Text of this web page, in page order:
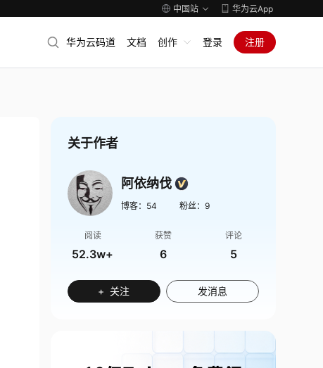
中国站 华为云App
华为云码道 文档 创作 登录 注册
关于作者
阿依纳伐
博客： 54 粉丝： 9
阅读
52.3w+
获赞
6
评论
5
+ 关注 发消息